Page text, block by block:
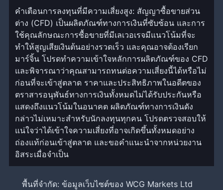
คำเตือนการลงทุนที่มีความเสี่ยงสูง: สัญญาซื้อขายส่วน
ต่าง (CFD) เป็นผลิตภัณฑ์ทางการเงินที่ซับซ้อน และการ
ใช้คุณลักษณะการซื้อขายที่มีเลเวอเรจมีแนวโน้มที่จะ
ทำให้สูญเสียเงินต้นอย่างรวดเร็ว และคุณอาจต้องเรียก
มาร์จิ้น โปรดทำความเข้าใจหลักการผลิตภัณฑ์ของ CFD
และพิจารณาว่าคุณสามารถทนต่อความเสี่ยงนี้ได้หรือไม่
ก่อนที่จะเข้าสู่ตลาด ราคาและประสิทธิภาพในอดีตของ
ตราสารอนุพันธ์ทางการเงินทั้งหมดไม่ได้รับประกันหรือ
แสดงถึงแนวโน้มในอนาคต ผลิตภัณฑ์ทางการเงินดัง
กล่าวไม่เหมาะสำหรับนักลงทุนทุกคน โปรดตรวจสอบให้
แน่ใจว่าได้เข้าใจความเสี่ยงที่อาจเกิดขึ้นทั้งหมดอย่าง
ถ่องแท้ก่อนเข้าสู่ตลาด และขอคำแนะนำจากหน่วยงาน
อิสระเมื่อจำเป็น
พื้นที่จำกัด: ข้อมูลเว็บไซต์ของ WCG Markets Ltd